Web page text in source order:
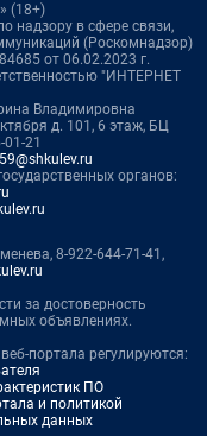
(18+)
надзору в сфере связи,
(Роскомнадзор)
от 06.02.2023 г.
"ИНТЕРНЕТ
Владимировна
д. 101, 6 этаж, БЦ
21
59@shkulev.ru
органов:
8-922-644-71-41,
за достоверность
объявлениях.
портала регулируются:
ПО
и политикой
данных